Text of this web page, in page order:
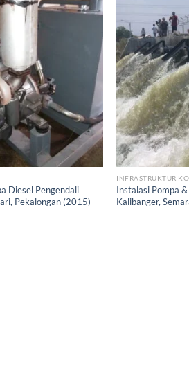
Diesel Pengendali
Pekalongan (2015)
INFRASTRUKTUR
Instalasi Pompa
Kalibanger,